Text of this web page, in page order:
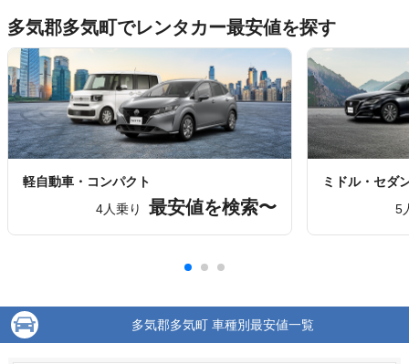
多気郡多気町でレンタカー最安値を探す
軽自動車・コンパクト
4人乗り
最安値を検索〜
ミドル・セダ
5
多気郡多気町 車種別最安値一覧